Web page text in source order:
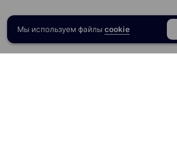
Мы используем файлы cookie